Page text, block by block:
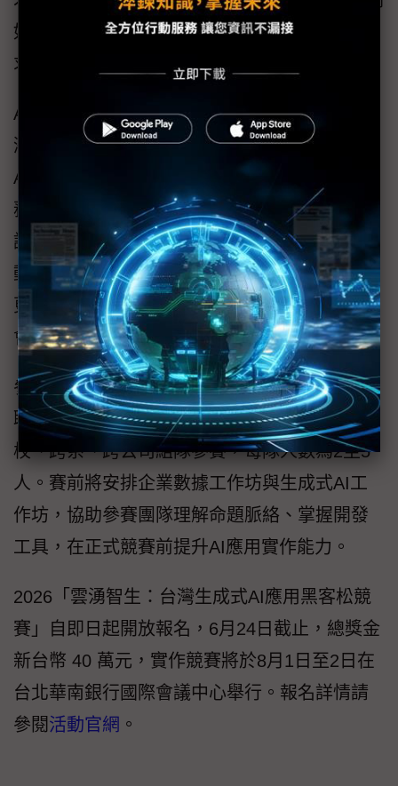
如何回應台灣社會、產業與公共服務現場的需
求。」
AWS指出：「很榮幸持續擔任『雲湧智生』台
灣生成式AI應用黑客松競賽的技術支持方。
AWS將協助參賽者運用雲端技術、生成式AI服
務與代理式AI開發工具，將創意轉化為可驗
證、可擴充的應用雛形。」AWS長期在台灣推
動雲端與AI人才培育，期待透過本次競賽協助
更多開發者掌握AI實戰能力，為產業創新與社
會應用帶來更多可落地的解方。
參賽資格不限國籍、領域、科系與年級，高中
職、大專院校學生、碩博士與社會人士皆可跨
校、跨系、跨公司組隊參賽，每隊人數為2至5
人。賽前將安排企業數據工作坊與生成式AI工
作坊，協助參賽團隊理解命題脈絡、掌握開發
工具，在正式競賽前提升AI應用實作能力。
2026「雲湧智生：台灣生成式AI應用黑客松競
賽」自即日起開放報名，6月24日截止，總獎金
新台幣 40 萬元，實作競賽將於8月1日至2日在
台北華南銀行國際會議中心舉行。報名詳情請
參閱活動官網 。